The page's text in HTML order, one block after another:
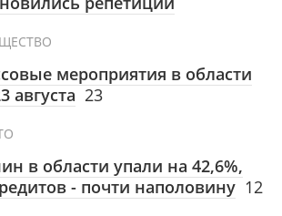
мероприятия в области
августа 23
в области упали на 42,6%,
- почти наполовину 12